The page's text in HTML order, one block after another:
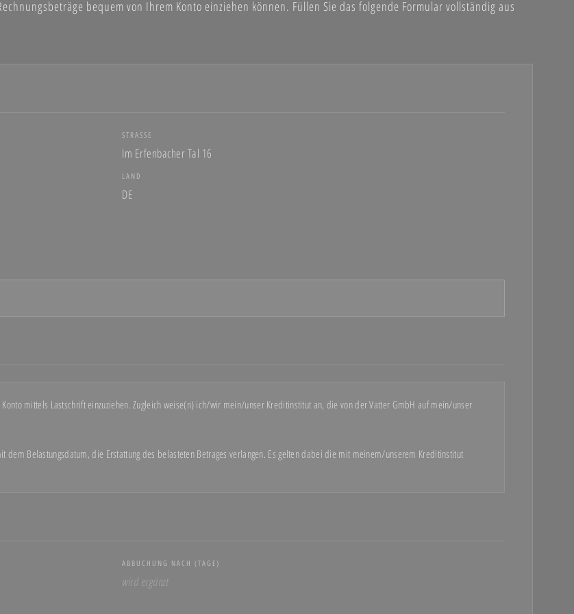
bequem von Ihrem Konto einziehen können. Füllen Sie das folgende Formular vollständig aus
STRASSE
Im Erfenbacher Tal 16
LAND
DE
mittels Lastschrift einzuziehen. Zugleich weise(n) ich/wir mein/unser Kreditinstitut an, die von der Vatter GmbH auf mein/unser
dem Belastungsdatum, die Erstattung des belasteten Betrages verlangen. Es gelten dabei die mit meinem/unserem Kreditinstitut
ABBUCHUNG NACH (TAGE)
wird ergänzt